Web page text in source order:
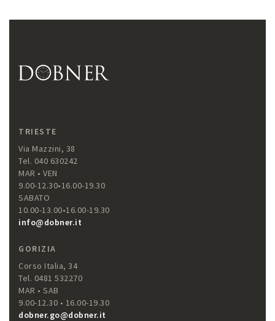
TRIESTE
Via Mazzini, 38
Tel. 040 630242
MAR • VEN
9.00-12.30•16.00-19.30
SABATO
10.00-13.00•16.00-19.30
info@dobner.it
GORIZIA
Corso Italia, 34
Tel. 0481 532270
MAR • SAB
9.00-12.30 • 16.00-19.30
dobner.go@dobner.it